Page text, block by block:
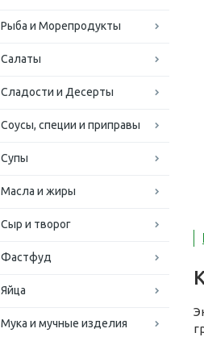
Рыба и Морепродукты
Салаты
Сладости и Десерты
Соусы, специи и приправы
Супы
Масла и жиры
Сыр и творог
Фастфуд
Яйца
Мука и мучные изделия